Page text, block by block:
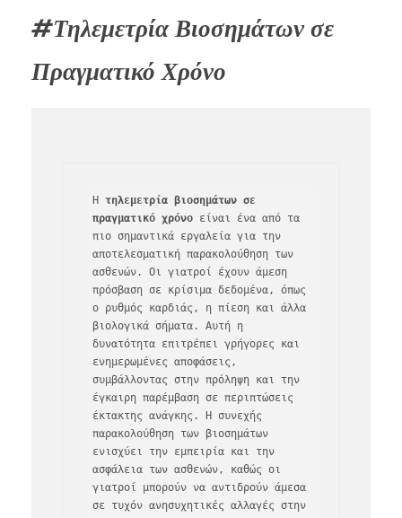
#Τηλεμετρία Βιοσημάτων σε
Πραγματικό Χρόνο
Η τηλεμετρία βιοσημάτων σε
πραγματικό χρόνο είναι ένα από τα
πιο σημαντικά εργαλεία για την
αποτελεσματική παρακολούθηση των
ασθενών. Οι γιατροί έχουν άμεση
πρόσβαση σε κρίσιμα δεδομένα, όπως
ο ρυθμός καρδιάς, η πίεση και άλλα
βιολογικά σήματα. Αυτή η
δυνατότητα επιτρέπει γρήγορες και
ενημερωμένες αποφάσεις,
συμβάλλοντας στην πρόληψη και την
έγκαιρη παρέμβαση σε περιπτώσεις
έκτακτης ανάγκης. Η συνεχής
παρακολούθηση των βιοσημάτων
ενισχύει την εμπειρία και την
ασφάλεια των ασθενών, καθώς οι
γιατροί μπορούν να αντιδρούν άμεσα
σε τυχόν ανησυχητικές αλλαγές στην